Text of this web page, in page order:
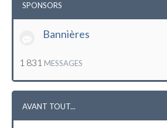
SPONSORS
Bannières
1 831 MESSAGES
AVANT TOUT...